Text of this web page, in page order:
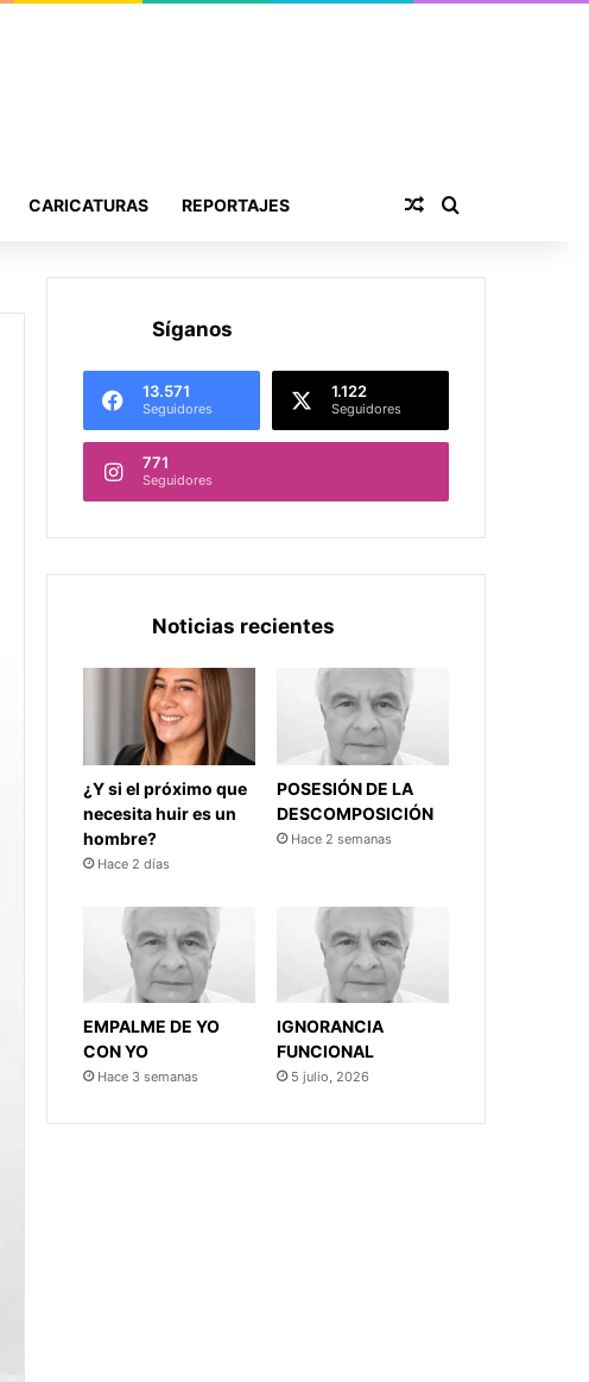
CARICATURAS REPORTAJES Publicación al
Síganos
13.571
Seguidores
1.122
Seguidores
771
Seguidores
Noticias recientes
¿Y si el próximo que
necesita huir es un
hombre?
Hace 2 días
POSESIÓN DE LA
DESCOMPOSICIÓN
Hace 2 semanas
EMPALME DE YO
CON YO
Hace 3 semanas
IGNORANCIA
FUNCIONAL
5 julio, 2026